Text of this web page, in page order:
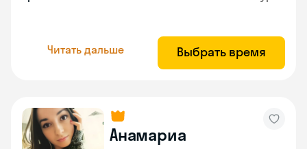
Читать дальше Выбрать время
Анамариа